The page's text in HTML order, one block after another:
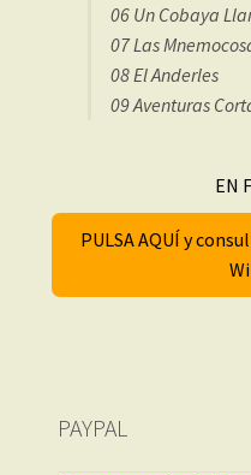
06 Un Cobaya
07 Las
08 El Anderles
09 Aventuras
EN
PULSA AQUÍ y
PAYPAL